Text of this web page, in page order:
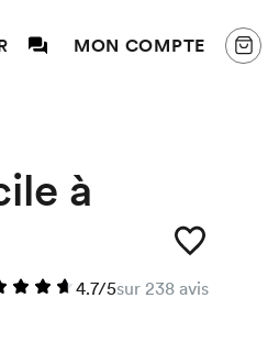
MON COMPTE
à
4.7/5sur 238 avis